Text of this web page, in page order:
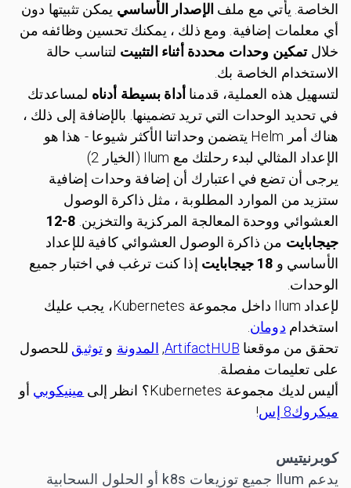
الخاصة. يأتي مع ملف الإصدار الأساسي يمكن تثبيتها دون
أي معلمات إضافية. ومع ذلك ، يمكنك تحسين وظائفه من
خلال تمكين وحدات محددة أثناء التثبيت لتناسب حالة
الاستخدام الخاصة بك.
لتسهيل هذه العملية، قدمنا أداة بسيطة أدناه لمساعدتك
في تحديد الوحدات التي تريد تضمينها. بالإضافة إلى ذلك ،
هناك أمر Helm يتضمن وحداتنا الأكثر شيوعا - هذا هو
الإعداد المثالي لبدء رحلتك مع Ilum (الخيار 2)
يرجى أن تضع في اعتبارك أن إضافة وحدات إضافية
ستزيد من الموارد المطلوبة ، مثل ذاكرة الوصول
العشوائي ووحدة المعالجة المركزية والتخزين.
8-12
جيجابايت من ذاكرة الوصول العشوائي كافية للإعداد
الأساسي و 18 جيجابايت
إذا كنت ترغب في اختبار جميع
الوحدات.
لإعداد Ilum داخل مجموعة Kubernetes، يجب عليك
استخدام دومان
تحقق من موقعنا ArtifactHUB
, المدونة و توثيق للحصول
على تعليمات مفصلة.
أليس لديك مجموعة Kubernetes؟ انظر إلى
مينيكوبي أو
ميكروك8 إس
!
كوبرنيتيس
يدعم Ilum جميع توزيعات k8s أو الحلول السحابية